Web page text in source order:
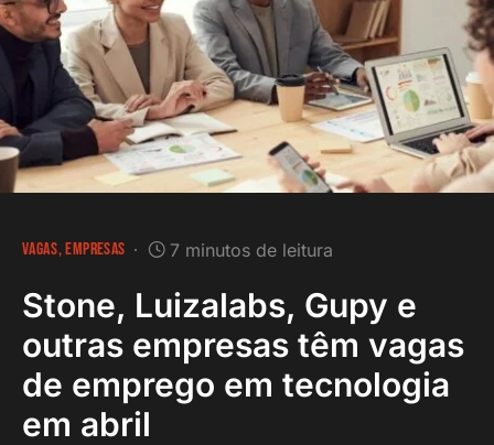
VAGAS EMPRESAS 7 minutos de leitura
Stone, Luizalabs, Gupy e
outras empresas têm vagas
de emprego em tecnologia
em abril